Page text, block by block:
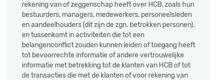
rekening van of zeggenschap heeft over HCB, zoals hun
bestuurders, managers, medewerkers, personeelsleden
en aandeelhouders (dit zijn de zgn. betrokken personen),
en tussenkomt in activiteiten die tot een
belangenconflict zouden kunnen leiden of toegang heeft
tot bevoorrechte informatie of andere vertrouwelijke
informatie met betrekking tot de klanten van HCB of tot
de transacties die met de klanten of voor rekening van